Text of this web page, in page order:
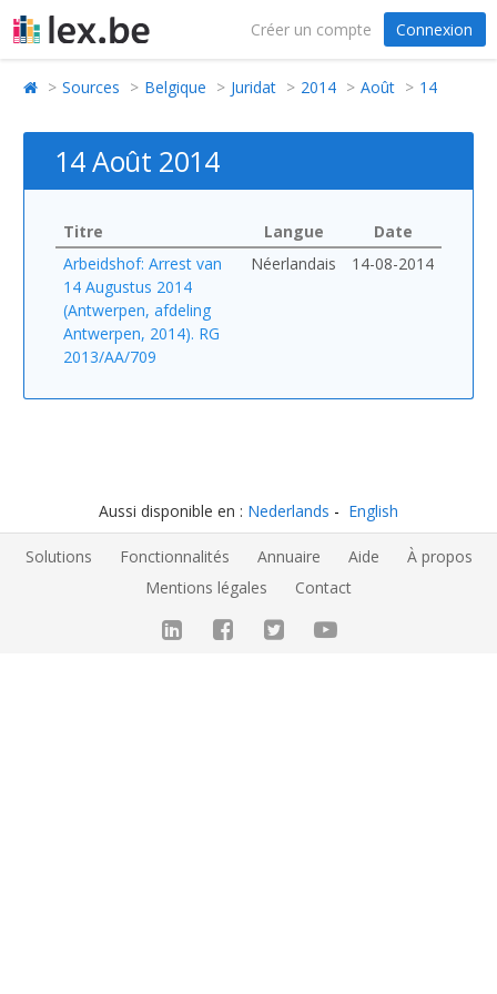
Créer un compte Connexion
Sources Belgique Juridat 2014 Août 14
14 Août 2014
Titre Langue
Date
Arbeidshof: Arrest van
14 Augustus 2014
(Antwerpen, afdeling
Antwerpen, 2014). RG
2013/AA/709
Néerlandais 14-08-2014
Aussi disponible en : Nederlands English
Solutions Fonctionnalités Annuaire Aide
À propos
Mentions légales
Contact